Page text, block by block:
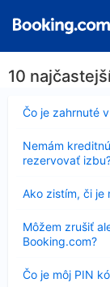
10
Čo je zahrnuté
Nezobrazuje
sa
Nemám
rezervovať
sa
Ako zistím, či je
sa
Môžem zrušiť
Booking.com?
sa
Čo je môj PIN
Nezobrazuje
sa